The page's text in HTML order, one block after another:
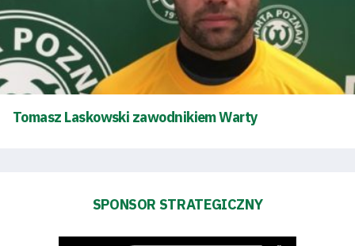
Dostępność
SEARCH
FOR:
Search Button
Tomasz Laskowski zawodnikiem Warty
SPONSOR STRATEGICZNY